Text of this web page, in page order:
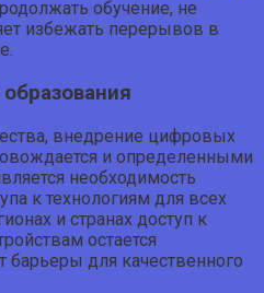
обучение, не
избежать перерывов в
внедрение цифровых
и определенными
необходимость
к технологиям для всех
и странах доступ к
остается
барьеры для качественного